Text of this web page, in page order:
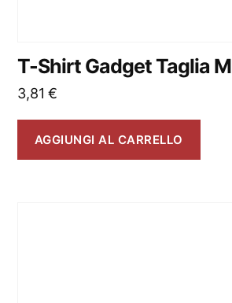
T-Shirt Gadget Taglia M
3,81€
AGGIUNGI AL CARRELLO